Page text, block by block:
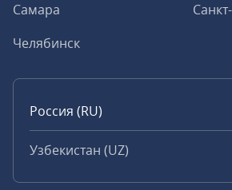
Самара
Челябинск
Россия (RU)
Узбекистан (UZ)